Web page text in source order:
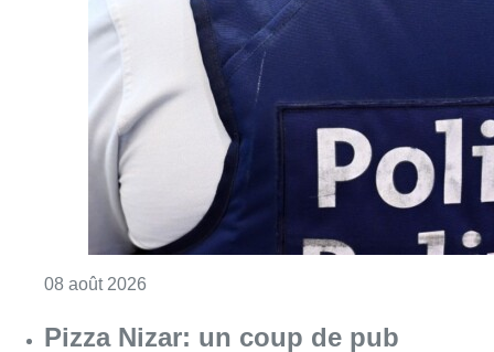
Pizza Nizar: un coup de pub
inattendu grâce à l’IA